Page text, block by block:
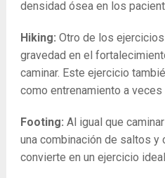
densidad ósea en los
Hiking: Otro de los
gravedad en el
caminar. Este ejercicio
como entrenamiento a
Footing: Al igual que
una combinación de saltos y
convierte en un ejercicio